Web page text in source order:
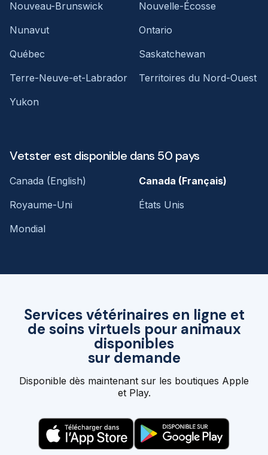
Services vétérinaires en ligne et
de soins virtuels pour animaux
disponibles
sur demande
Disponible dès maintenant sur les boutiques Apple
et Play.
Nouveau-Brunswick
Nouvelle-Écosse
Nunavut
Ontario
Québec
Saskatchewan
Terre-Neuve-et-Labrador
Territoires du Nord-Ouest
Yukon
Vetster est disponible dans 50 pays
Canada (English)
Canada (Français)
Royaume-Uni
États Unis
Mondial